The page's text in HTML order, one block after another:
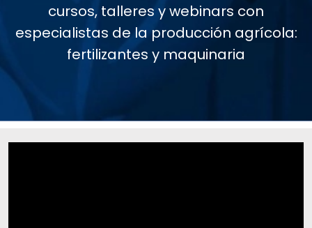
cursos, talleres y webinars con
especialistas de la producción agrícola:
fertilizantes y maquinaria